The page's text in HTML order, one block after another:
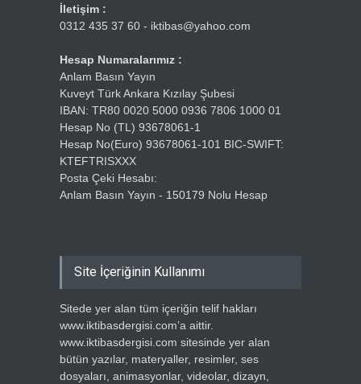
İletişim :
0312 435 37 60 - iktibas@yahoo.com
Hesap Numaralarımız :
Anlam Basın Yayın
Kuveyt Türk Ankara Kızılay Şubesi
IBAN: TR80 0020 5000 0936 7806 1000 01
Hesap No (TL) 93678061-1
Hesap No(Euro) 93678061-101 BIC-SWIFT:
KTEFTRISXXX
Posta Çeki Hesabı:
Anlam Basın Yayın - 150179 Nolu Hesap
Site İçeriğinin Kullanımı
Sitede yer alan tüm içeriğin telif hakları
www.iktibasdergisi.com’a aittir.
www.iktibasdergisi.com sitesinde yer alan
bütün yazılar, materyaller, resimler, ses
dosyaları, animasyonlar, videolar, dizayn,